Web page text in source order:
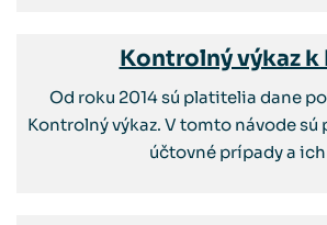
Kontrolný výkaz k
Od roku 2014 sú platitelia dane
Kontrolný výkaz. V tomto návode
účtovné prípady a ich